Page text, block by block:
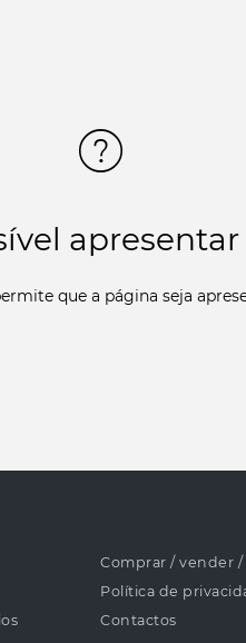
que a página seja
Comprar / vender
Política de
Contactos